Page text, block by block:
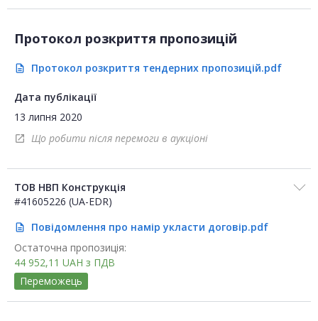
Протокол розкриття пропозицій
description Протокол розкриття тендерних пропозицій.pdf
Дата публікації
13 липня 2020
open_in_new Що робити після перемоги в аукціоні
ТОВ НВП Конструкція
#41605226 (UA-EDR)
description
Повідомлення про намір укласти договір.pdf
Остаточна пропозиція:
44 952,11 UAH з ПДВ
Переможець